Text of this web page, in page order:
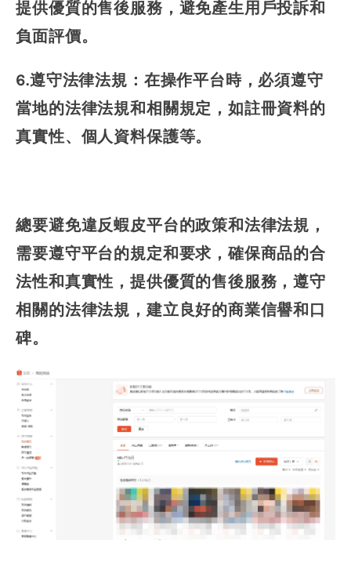
提供優質的售後服務，避免產生用戶投訴和
負面評價。
6.遵守法律法規：在操作平台時，必須遵守
當地的法律法規和相關規定，如註冊資料的
真實性、個人資料保護等。
總要避免違反蝦皮平台的政策和法律法規，
需要遵守平台的規定和要求，確保商品的合
法性和真實性，提供優質的售後服務，遵守
相關的法律法規，建立良好的商業信譽和口
碑。